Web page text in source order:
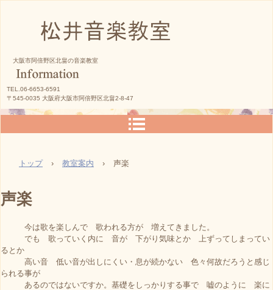
松井音楽教室
大阪市阿倍野区北畠の音楽教室
TEL.06-6653-6591
〒545-0035 大阪府大阪市阿倍野区北畠2-8-47
トップ › 教室案内 › 声楽
声楽
今は歌を楽しんで 歌われる方が 増えてきました。
でも 歌っていく内に 音が 下がり気味とか 上ずってしまってい
るとか
高い音 低い音が出しにくい・息が続かない 色々何故だろうと感じ
られる事が
あるのではないですか。基礎をしっかりする事で 嘘のように 楽に